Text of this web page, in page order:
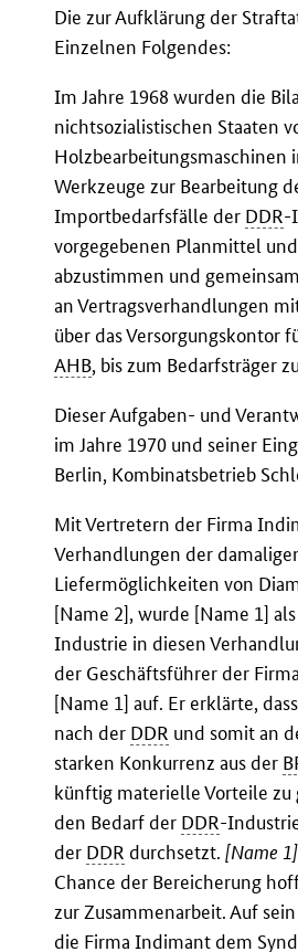
Die zur Aufklärung der
Einzelnen Folgendes:
Im Jahre 1968 wurden die
nichtsozialistischen Staaten
Holzbearbeitungsmaschinen
Werkzeuge zur Bearbeitung
Importbedarfsfälle der DDR-
vorgegebenen Planmittel
abzustimmen und
an Vertragsverhandlungen
über das Versorgungskontor
AHB, bis zum Bedarfsträger
Dieser Aufgaben- und
im Jahre 1970 und seiner
Berlin, Kombinatsbetrieb
Mit Vertretern der Firma
Verhandlungen der
Liefermöglichkeiten von
[Name 2], wurde [Name 1]
Industrie in diesen
der Geschäftsführer der
[Name 1] auf. Er erklärte,
nach der DDR und somit an
starken Konkurrenz aus der
künftig materielle Vorteile
den Bedarf der DDR-
der DDR durchsetzt. [Name 1]
Chance der Bereicherung
zur Zusammenarbeit. Auf
die Firma Indimant dem